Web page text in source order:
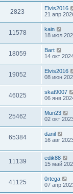
2823
Elvis2016
21 апр
11578
kain
18 июл
18059
Bart
14 окт
19052
Elvis2016
08 июн
46025
skat9007
06 янв
25462
Mun23
02 окт
65384
danil
16 авг
11139
edik88
15 май
41125
0rtega
07 апр